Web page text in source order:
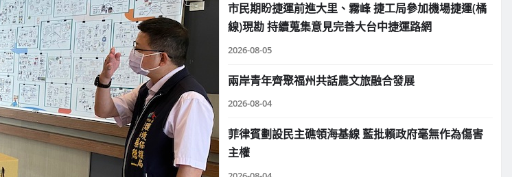
市民期盼捷運前進大里、霧峰 捷工局參加機場捷運(橘
線)現勘 持續蒐集意見完善大台中捷運路網
2026-08-05
兩岸青年齊聚福州共話農文旅融合發展
2026-08-04
菲律賓劃設民主礁領海基線 藍批賴政府毫無作為傷害
主權